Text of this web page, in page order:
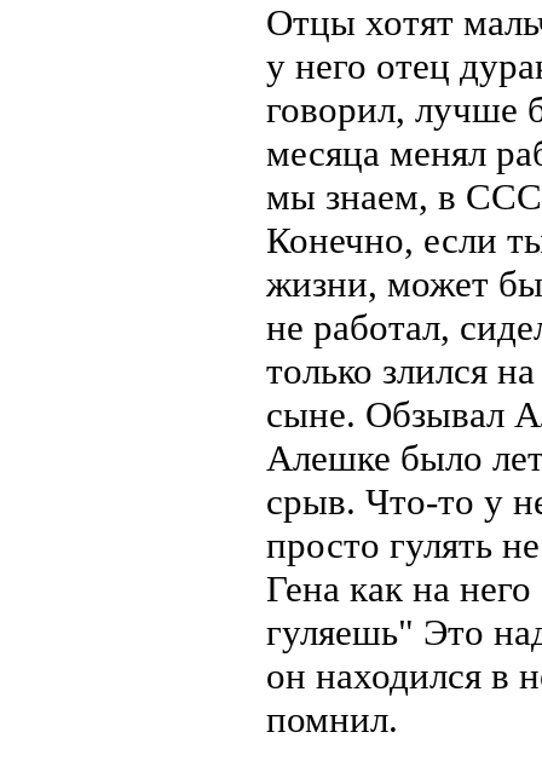
Отцы хотят
у него отец
говорил, лучше
месяца менял
мы знаем, в
Конечно, если
жизни, может
не работал,
только злился
сыне. Обзывал
Алешке было
срыв. Что-то у
просто гулять
Гена как на
гуляешь" Это
он находился в
помнил.